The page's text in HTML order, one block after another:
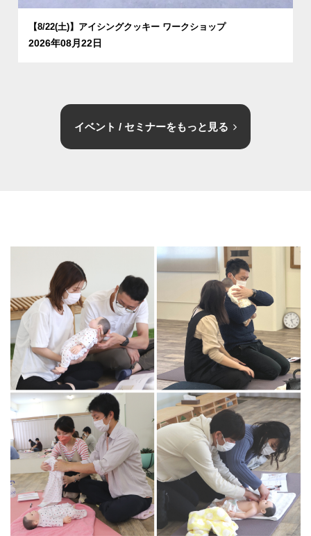
【8/22(土)】アイシングクッキー ワークショップ
2026年08月22日
イベント / セミナーをもっと見る